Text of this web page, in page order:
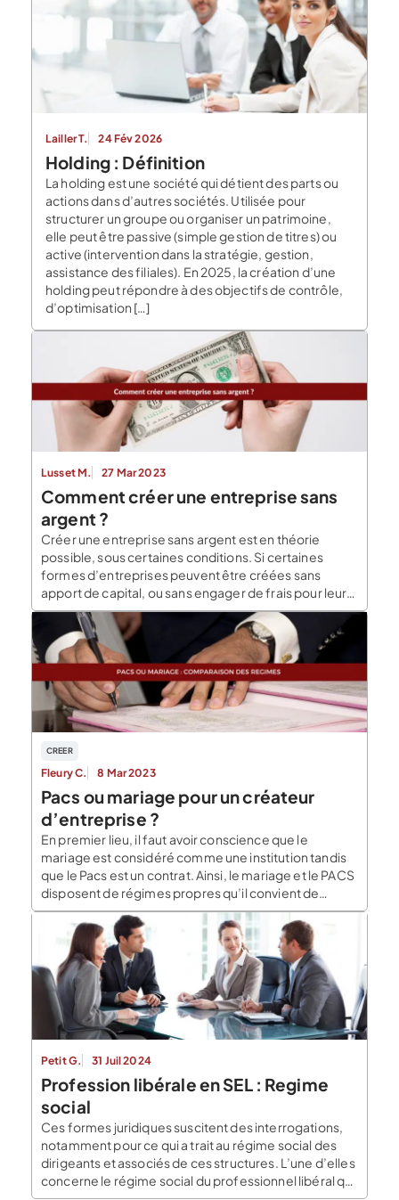
Lailler T. 24 Fév 2026
Holding : Définition
La holding est une société qui détient des parts ou
actions dans d’autres sociétés. Utilisée pour
structurer un groupe ou organiser un patrimoine,
elle peut être passive (simple gestion de titres) ou
active (intervention dans la stratégie, gestion,
assistance des filiales). En 2025, la création d’une
holding peut répondre à des objectifs de contrôle,
d’optimisation […]
Lusset M. 27 Mar 2023
Comment créer une entreprise sans
argent ?
Créer une entreprise sans argent est en théorie
possible, sous certaines conditions. Si certaines
formes d’entreprises peuvent être créées sans
apport de capital, ou sans engager de frais pour leur
constitution, est-ce vraiment possible de créer une
entreprise sans argent ? Créer une entreprise sans
argent : les différences selon les formes juridiques
constituées L’argent […]
CREER
Fleury C. 8 Mar 2023
Pacs ou mariage pour un créateur
d’entreprise ?
En premier lieu, il faut avoir conscience que le
mariage est considéré comme une institution tandis
que le Pacs est un contrat. Ainsi, le mariage et le PACS
disposent de régimes propres qu’il convient de
distinguer. Le mariage ou le PACS entraîne des
conséquences sur le statut du conjoint. Pacs,
mariage, quel régime choisir ? […]
Petit G. 31 Juil 2024
Profession libérale en SEL : Regime
social
Ces formes juridiques suscitent des interrogations,
notamment pour ce qui a trait au régime social des
dirigeants et associés de ces structures. L’une d’elles
concerne le régime social du professionnel libéral qui